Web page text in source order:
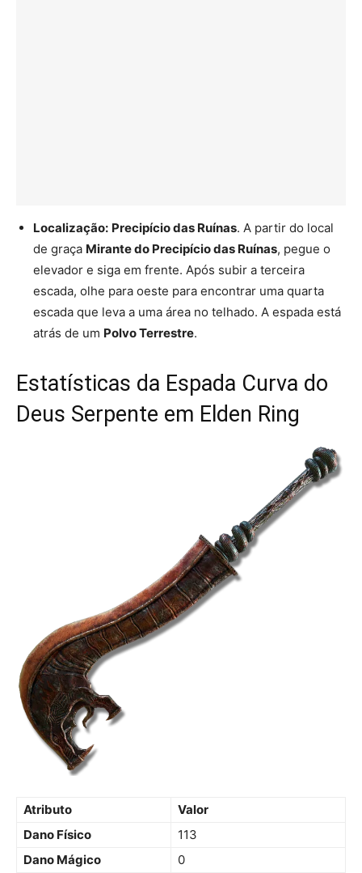
Localização: Precipício das Ruínas. A partir do local
de graça Mirante do Precipício das Ruínas, pegue o
elevador e siga em frente. Após subir a terceira
escada, olhe para oeste para encontrar uma quarta
escada que leva a uma área no telhado. A espada está
atrás de um Polvo Terrestre.
Estatísticas da Espada Curva do
Deus Serpente em Elden Ring
Atributo
Valor
Dano Físico
113
Dano Mágico
0